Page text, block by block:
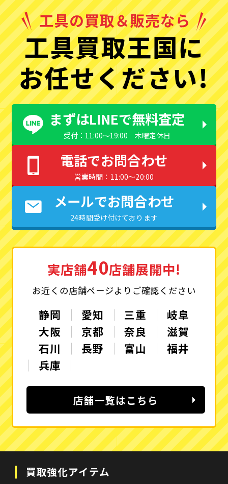
工具買取王国に
お任せください!
まずはLINEで無料査定
受付：11:00〜19:00 木曜定休日
電話でお問合わせ
営業時間：11:00〜20:00
メールでお問合わせ
24時間受け付けております
実店舗40店舗展開中!
お近くの店舗ページよりご確認ください
静岡 愛知 三重
岐阜
大阪
京都 奈良
滋賀
石川
長野 富山
福井
兵庫
店舗一覧はこちら
買取強化アイテム